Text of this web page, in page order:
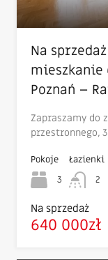
Na
mieszkanie
Poznań –
Zapraszamy do
przestronnego,
Pokoje
3
Łazienki
2
Na sprzedaż
640 000zł